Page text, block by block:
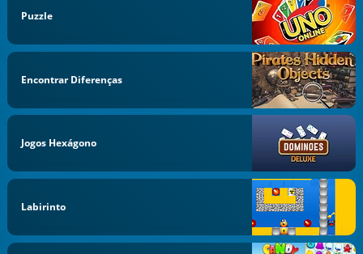
Puzzle
Encontrar Diferenças
Jogos Hexágono
Labirinto